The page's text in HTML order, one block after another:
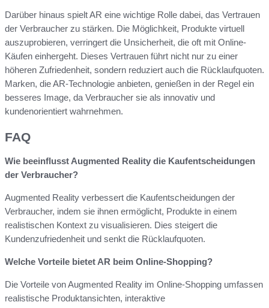
Darüber hinaus spielt AR eine wichtige Rolle dabei, das Vertrauen
der Verbraucher zu stärken. Die Möglichkeit, Produkte virtuell
auszuprobieren, verringert die Unsicherheit, die oft mit Online-
Käufen einhergeht. Dieses Vertrauen führt nicht nur zu einer
höheren Zufriedenheit, sondern reduziert auch die Rücklaufquoten.
Marken, die AR-Technologie anbieten, genießen in der Regel ein
besseres Image, da Verbraucher sie als innovativ und
kundenorientiert wahrnehmen.
FAQ
Wie beeinflusst Augmented Reality die Kaufentscheidungen
der Verbraucher?
Augmented Reality verbessert die Kaufentscheidungen der
Verbraucher, indem sie ihnen ermöglicht, Produkte in einem
realistischen Kontext zu visualisieren. Dies steigert die
Kundenzufriedenheit und senkt die Rücklaufquoten.
Welche Vorteile bietet AR beim Online-Shopping?
Die Vorteile von Augmented Reality im Online-Shopping umfassen
realistische Produktansichten, interaktive